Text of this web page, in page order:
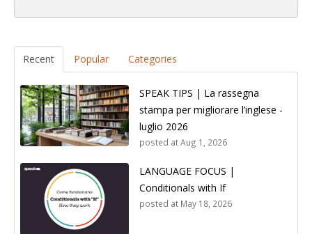
Recent Popular Categories
SPEAK TIPS | La rassegna
stampa per migliorare l’inglese -
luglio 2026
posted atAug 1, 2026
LANGUAGE FOCUS |
Conditionals with If
posted at May 18, 2026